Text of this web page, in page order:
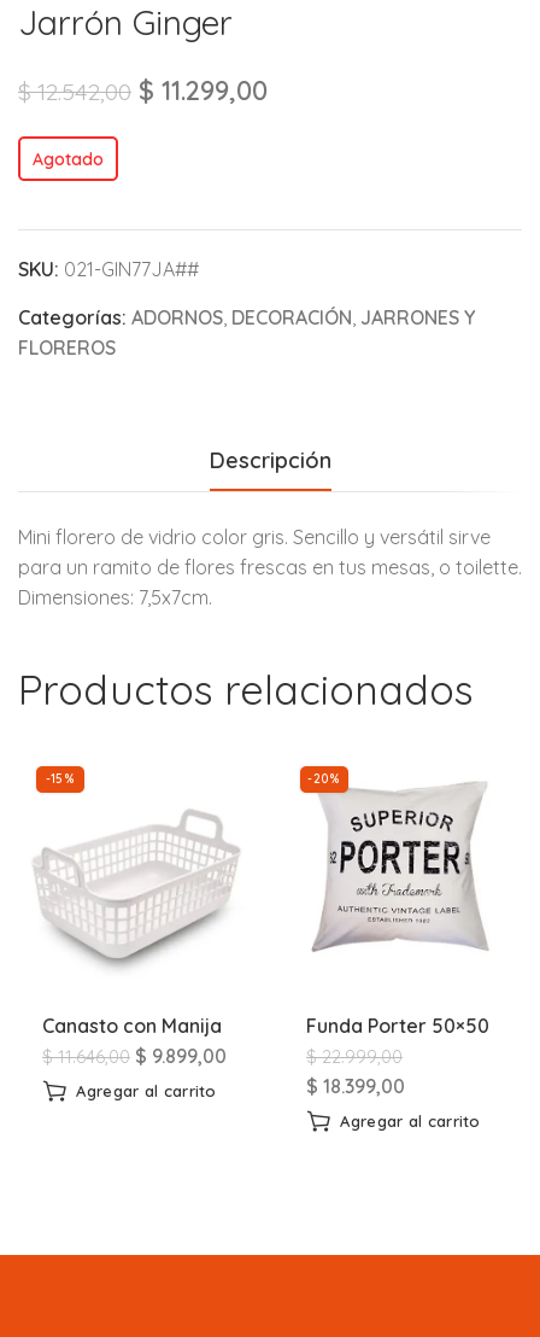
Jarrón Ginger
$12.542,00 $ 11.299,00
Agotado
SKU: 021-GIN77JA##
Categorías: ADORNOS, DECORACIÓN, JARRONES Y
FLOREROS
Descripción
Mini florero de vidrio color gris. Sencillo y versátil sirve
para un ramito de flores frescas en tus mesas, o toilette.
Dimensiones: 7,5x7cm.
Productos relacionados
-15%
Canasto con Manija
$11.646,00 $ 9.899,00
Agregar al carrito
-20%
Funda Porter 50×50
$22.999,00
$ 18.399,00
Agregar al carrito